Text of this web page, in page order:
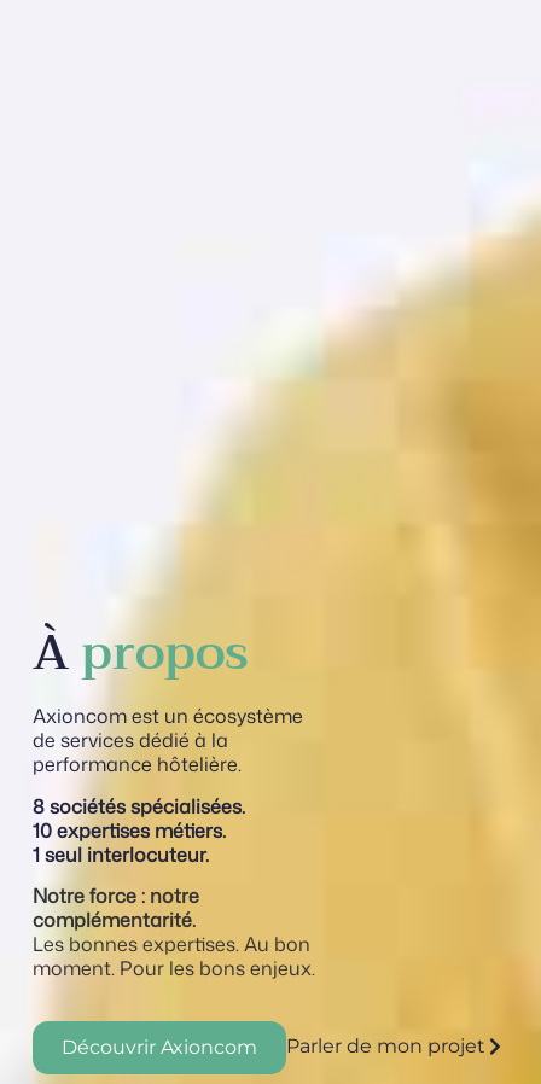
Àpropos
Axioncom est un écosystème
de services dédié à la
performance hôtelière.
8 sociétés spécialisées.
10 expertises métiers.
1 seul interlocuteur.
Notre force : notre
complémentarité.
Les bonnes expertises. Au bon
moment. Pour les bons enjeux.
Découvrir Axioncom Parler de mon projet